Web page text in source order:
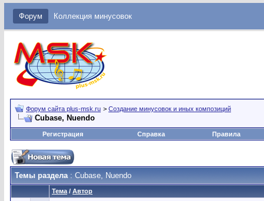
Форум Коллекция минусовок
Форум сайта plus-msk.ru > Создание минусовок и иных композиций
Cubase, Nuendo
Регистрация Справка Правила
Темы раздела: Cubase, Nuendo
Тема / Автор